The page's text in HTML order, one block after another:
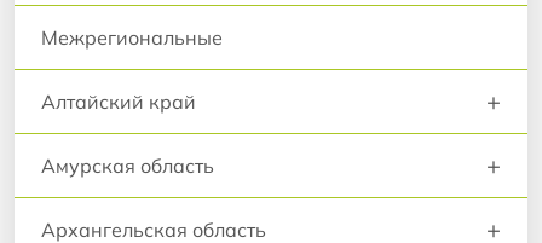
Межрегиональные
Алтайский край +
Амурская область +
Архангельская область +